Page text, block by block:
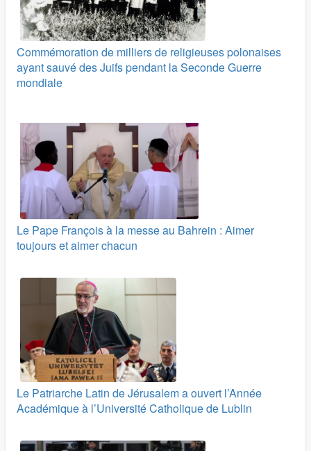
Commémoration de milliers de religieuses polonaises
ayant sauvé des Juifs pendant la Seconde Guerre
mondiale
Le Pape François à la messe au Bahrein : Aimer
toujours et aimer chacun
Le Patriarche Latin de Jérusalem a ouvert l’Année
Académique à l’Université Catholique de Lublin